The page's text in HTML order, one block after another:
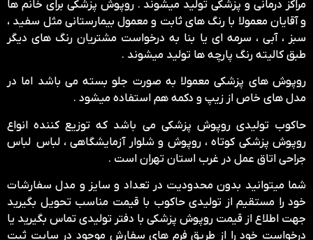
مراکز درمانی و پزشکی تولید میشوند . روپوش پزشکی برای خانم ها
و آقایان معمولا با رنگ های ثابت و معمول بیمارستانی مثل سفید ،
سبز ، آبی ، سرمه ای یا بنا به درخواست مشتریان رنگ های دیگر
طبق کالیته رنگ پارچه ها تولید میشوند .
روپوش های پزشکی معمولا به صورت جلو بسته می باشد اما در
مدل های خاص از زیپ و دکمه هم استفاده میشود .
حاکوب تولیدی روپوش پزشکی می باشد که توزیع کننده انواع
روپوش پزشکی کوتاه ، روپوش و شلوار آزمایشگاهی ، لباس لباس
جراحی اتاق عمل در غرب استان تهران است .
شما میتوانید بدون محدودیت در تعداد و سایز و مدل سفارشات
خود را مستقیم از تولیدی حاکوب با قیمت مناسب تحویل بگیرید
جهت اطلاع از قیمت روپوش پزشکی با دفتر تولیدی تماس بگیرید یا
درخواست خود را از طریق فرم های سفارش موجود در سایت ثبت